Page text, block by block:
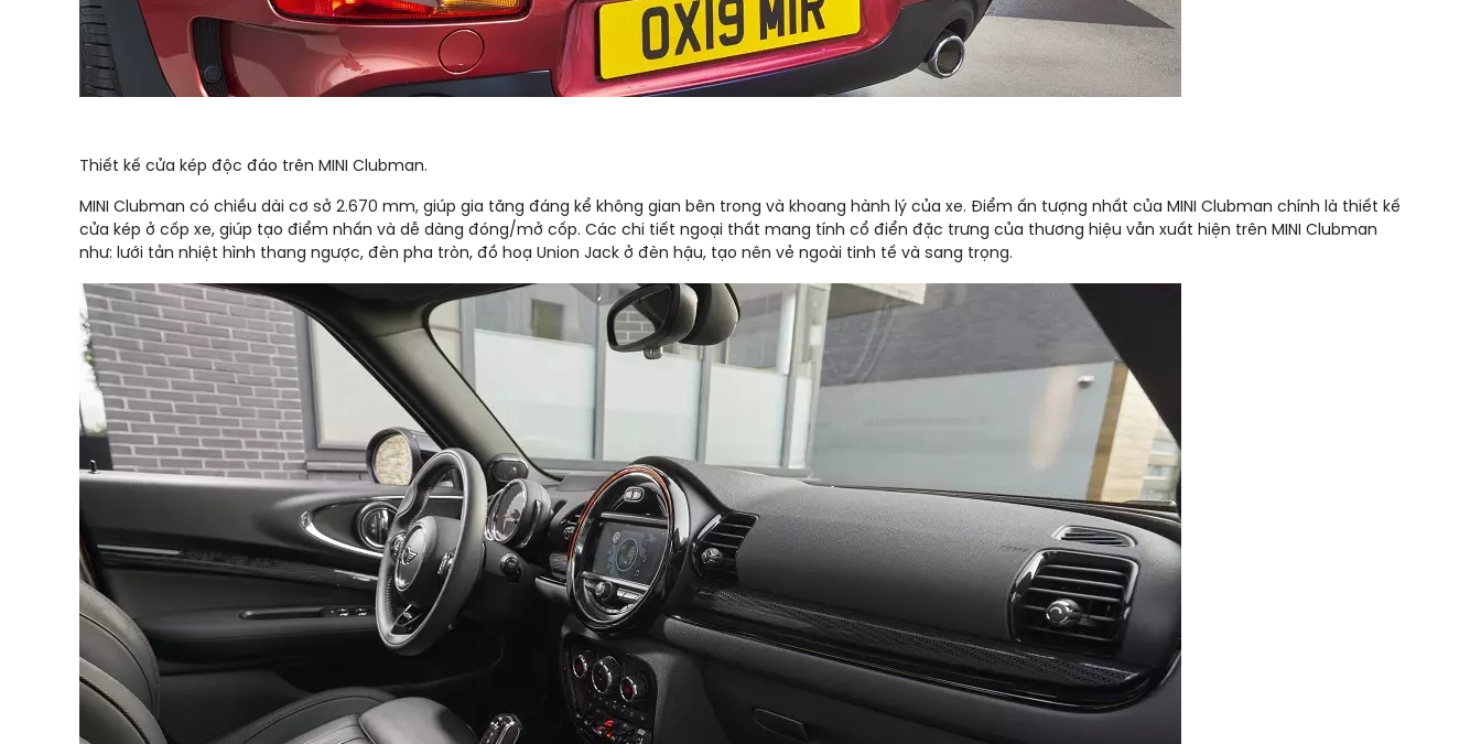
Thiết kế cửa kép độc đáo trên MINI Clubman.
MINI Clubman có chiều dài cơ sở 2.670 mm, giúp gia tăng đáng kể không gian bên trong và khoang hành lý của xe. Điểm ấn tượng nhất của MINI Clubman chính là thiết kế
cửa kép ở cốp xe, giúp tạo điểm nhấn và dễ dàng đóng/mở cốp. Các chi tiết ngoại thất mang tính cổ điển đặc trưng của thương hiệu vẫn xuất hiện trên MINI Clubman
như: lưới tản nhiệt hình thang ngược, đèn pha tròn, đồ hoạ Union Jack ở đèn hậu, tạo nên vẻ ngoài tinh tế và sang trọng.